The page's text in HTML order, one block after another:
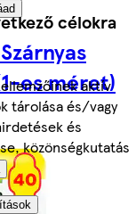
célokra
aktív
tárolása és/vagy
és
közönségkutatás
es méret)